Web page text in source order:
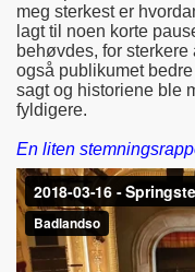
meg sterkest er
lagt til noen korte
behøvdes, for
også publikumet
sagt og historiene ble
fyldigere.
En liten